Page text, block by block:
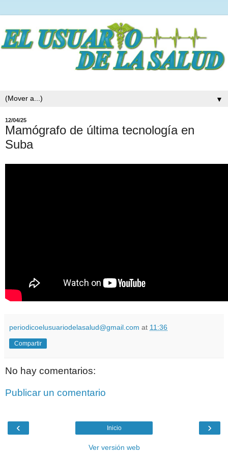
▼
12/04/25
Mamógrafo de última tecnología en
Suba
periodicoelusuariodelasalud@gmail.com at 11:36
Compartir
No hay comentarios:
Publicar un comentario
‹ ›
Inicio
Ver versión web